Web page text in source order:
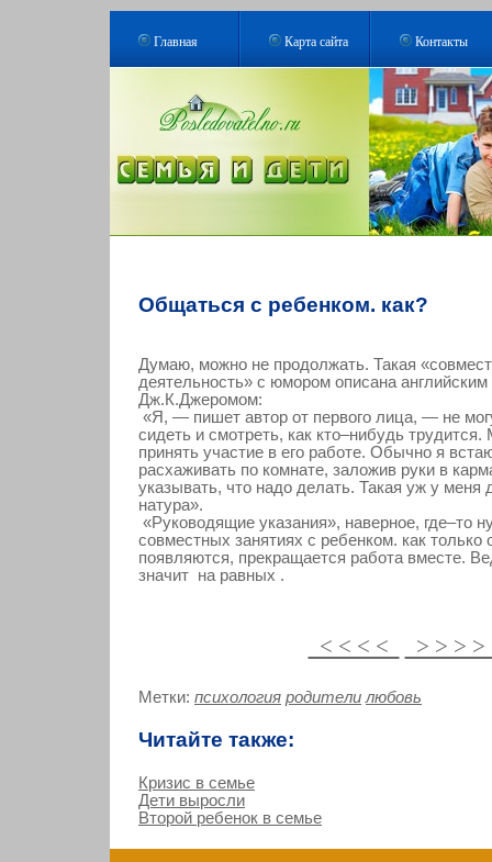
Главная Карта сайта Контакты
Общаться с ребенком. как?
Думаю, можно не продолжать. Такая
деятельность» с юмором описана
Дж.К.Джеромом:
«Я, — пишет автор от первого лица, — не
сидеть и смотреть, как кто–нибудь трудится.
принять участие в его работе. Обычно я
расхаживать по комнате, заложив руки в
указывать, что надо делать. Такая уж у меня
натура».
«Руководящие указания», наверное, где–то
совместных занятиях с ребенком. как только
появляются, прекращается работа вместе.
значит на равных .
< < < < > > >
Метки: психология родители любовь
Читайте также:
Кризис в семье
Дети выросли
Второй ребенок в семье